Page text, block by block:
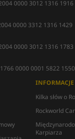
0000 3012 1316 1916
0000 3312 1316 1429
0000 3012 1316 1783
0000 0001 5822 1550
INFORMACJE
Kilka słów o
Rockworld
Karpiarza